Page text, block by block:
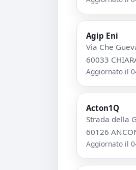
Agip Eni
Via Che
60033
Aggiornato il
Acton1Q
Strada della
60126
Aggiornato il